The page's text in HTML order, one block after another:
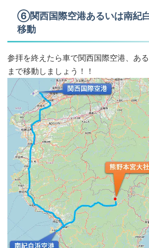
⑥関西国際空港あるいは南紀
移動
参拝を終えたら車で関西国際空港、あ
まで移動しましょう！！